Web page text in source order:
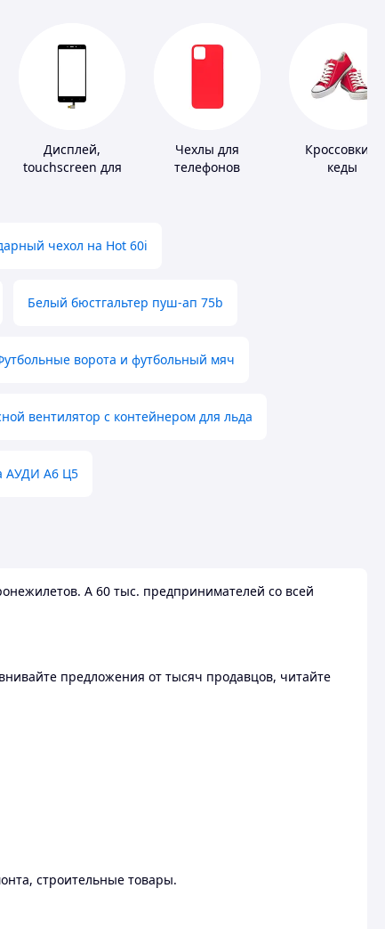
Дисплей,
touchscreen для
Чехлы для
телефонов
Кроссовки и
кеды
чехол на Hot 60i
Белый бюстгальтер пуш-ап 75b
ворота и футбольный мяч
вентилятор с контейнером для льда
АУДИ А6 Ц5
А 60 тыс. предпринимателей со всей
предложения от тысяч продавцов, читайте
строительные товары.